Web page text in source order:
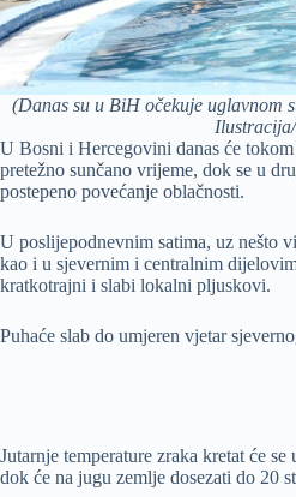
(Danas su u BiH očekuje uglavnom
U Bosni i Hercegovini danas će
pretežno sunčano vrijeme, dok se u
postepeno povećanje oblačnosti.
U poslijepodnevnim satima, uz nešto
kao i u sjevernim i centralnim
kratkotrajni i slabi lokalni pljuskovi.
Puhaće slab do umjeren vjetar
Jutarnje temperature zraka kretat će
dok će na jugu zemlje dosezati do 20